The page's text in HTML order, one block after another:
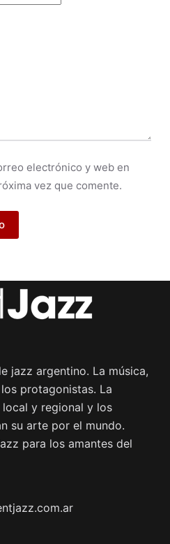
electrónico y web en
vez que comente.
jazz argentino. La música,
protagonistas. La
y regional y los
su arte por el mundo.
para los amantes del